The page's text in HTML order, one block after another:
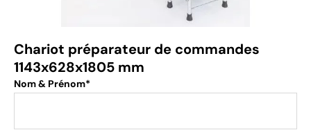
Chariot préparateur de commandes
1143x628x1805 mm
Nom & Prénom*